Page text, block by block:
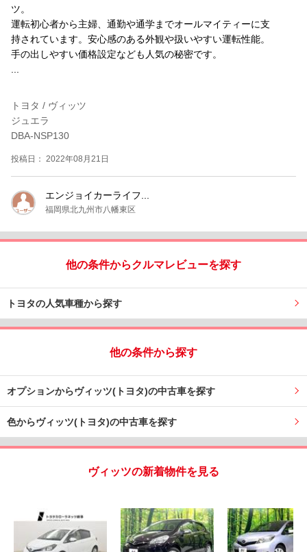
ツ。
運転初心者から主婦、通勤や通学までオールマイティーに支
持されています。安心感のある外観や扱いやすい運転性能。
手の出しやすい価格設定なども人気の秘密です。
トヨタ / ヴィッツ
ジュエラ
DBA-NSP130
投稿日： 2022年08月21日
エンジョイカーライフ...
福岡県北九州市八幡東区
他の条件からクルマレビューを探す
トヨタの人気車種から探す
他の条件から探す
オプションからヴィッツ(トヨタ)の中古車を探す
色からヴィッツ(トヨタ)の中古車を探す
ヴィッツの新着物件を見る